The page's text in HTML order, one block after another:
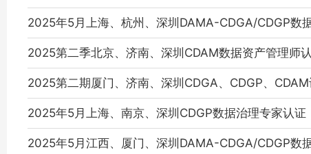
2025年5月上海、杭州、深圳DAMA-CDGA/CDGP数
2025第二季北京、济南、深圳CDAM数据资产管理师
2025第二期厦门、济南、深圳CDGA、CDGP、
2025年5月上海、南京、深圳CDGP数据治理专家认证
2025年5月江西、厦门、深圳DAMA-CDGA/CDGP数